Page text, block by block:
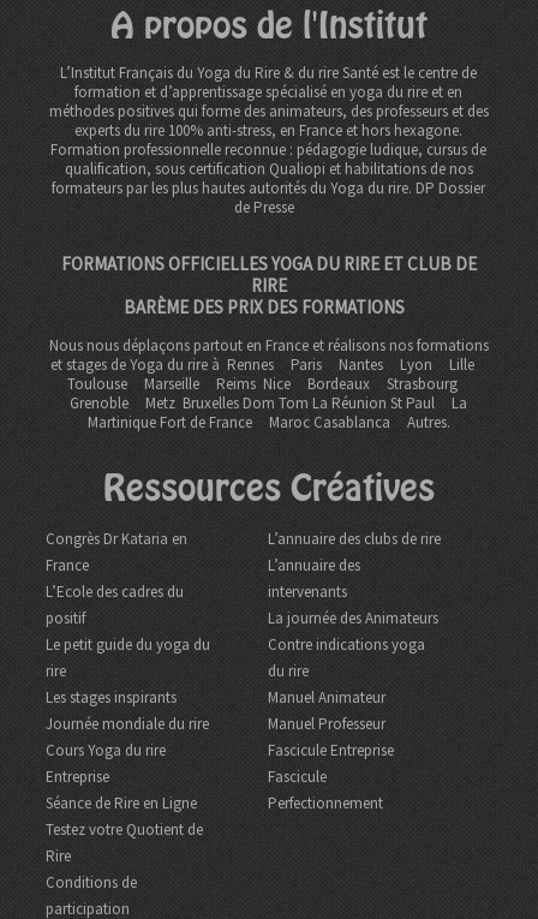
A propos de l'Institut
L’Institut Français du Yoga du Rire & du rire Santé est le centre de
formation et d’apprentissage spécialisé en yoga du rire et en
méthodes positives qui forme des animateurs, des professeurs et des
experts du rire 100% anti-stress, en France et hors hexagone.
Formation professionnelle reconnue : pédagogie ludique, cursus de
qualification, sous certification Qualiopi et habilitations de nos
formateurs par les plus hautes autorités du Yoga du rire. DPDossier
de Presse
FORMATIONS OFFICIELLES YOGA DU RIRE ET CLUB DE
RIRE
BARÈME DES PRIX DES FORMATIONS
Nous nous déplaçons partout en France et réalisons nos formations
et stages de Yoga du rire à Rennes Paris Nantes Lyon
Lille
Toulouse
Marseille Reims Nice Bordeaux
Strasbourg
Grenoble
Metz Bruxelles Dom TomLa Réunion St Paul
La
Martinique Fort de France
Maroc Casablanca Autres.
Ressources Créatives
Congrès Dr Kataria en
France
L’Ecole des cadres du
positif
Le petit guide du yoga du
rire
Les stages inspirants
Journée mondiale du rire
Cours Yoga du rire
Entreprise
Séance de Rire en Ligne
Testez votre Quotient de
Rire
Conditions de
participation
L’annuaire des clubs de rire
L’annuaire des
intervenants
La journée des Animateurs
Contre indications yoga
du rire
Manuel Animateur
Manuel Professeur
Fascicule Entreprise
Fascicule
Perfectionnement